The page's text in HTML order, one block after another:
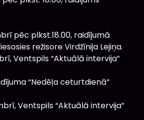
pēc plkst.18.00, raidījumā
režisore Virdžīnija Lejiņa.
Ventspils “Aktuālā intervija”
“Nedēļa ceturtdienā”
Ventspils “Aktuālā intervija”